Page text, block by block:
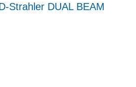
Strahler DUAL BEAM